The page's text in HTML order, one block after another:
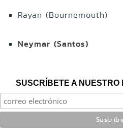
Rayan (Bournemouth)
Neymar (Santos)
SUSCRÍBETE A NUESTRO